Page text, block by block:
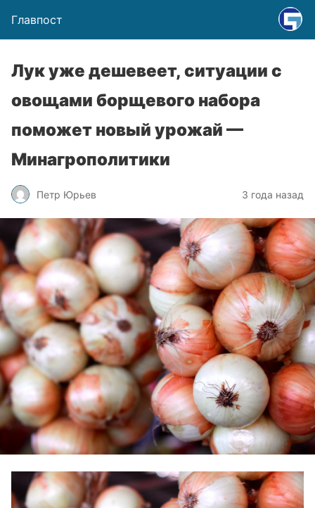
Главпост
Лук уже дешевеет, ситуации с
овощами борщевого набора
поможет новый урожай —
Минагрополитики
Петр Юрьев 3 года назад